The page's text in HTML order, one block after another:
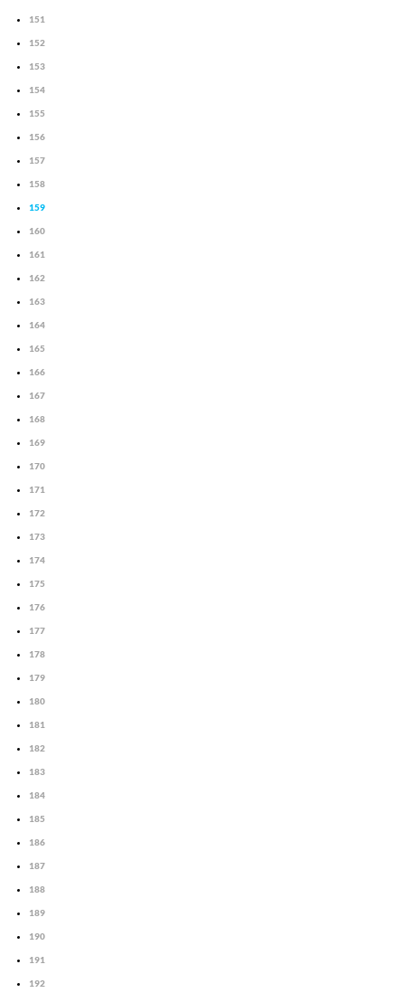
151
152
153
154
155
156
157
158
159
160
161
162
163
164
165
166
167
168
169
170
171
172
173
174
175
176
177
178
179
180
181
182
183
184
185
186
187
188
189
190
191
192